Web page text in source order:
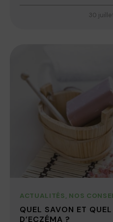
30
ACTUALITÉS, NOS
QUEL SAVON ET
D’ECZÉMA ?